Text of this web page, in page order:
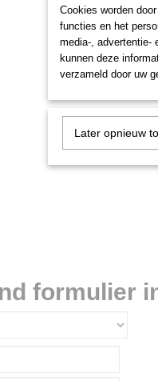
formulier
Cookies worden
functies en het
media-, advertentie-
kunnen deze
verzameld door uw
Later opnieuw